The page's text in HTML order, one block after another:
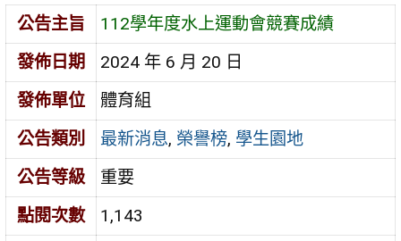
公告主旨
112學年度水上運動會競賽成績
發佈日期
2024 年 6 月 20 日
發佈單位
體育組
公告類別
最新消息, 榮譽榜, 學生園地
公告等級
重要
點閱次數
1,143